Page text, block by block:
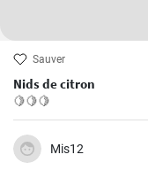
Sauver
Nids de citron
🍋🍋🍋
Mis12